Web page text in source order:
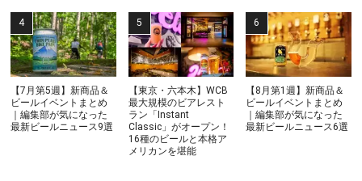
【7月第5週】新商品＆
ビールイベントまとめ
｜編集部が気になった
最新ビールニュース9選
【東京・六本木】WCB
最大規模のビアレスト
ラン「Instant
Classic」がオープン！
16種のビールと本格ア
メリカンを堪能
【8月第1週】新商品＆
ビールイベントまとめ
｜編集部が気になった
最新ビールニュース6選